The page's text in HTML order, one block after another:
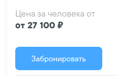
Цена за человека от
от 27 100 ₽
Забронировать